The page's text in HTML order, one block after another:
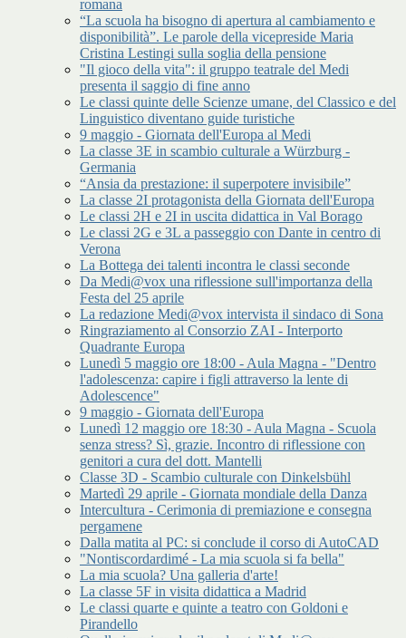
romana
“La scuola ha bisogno di apertura al cambiamento e
disponibilità”. Le parole della vicepreside Maria
Cristina Lestingi sulla soglia della pensione
"Il gioco della vita": il gruppo teatrale del Medi
presenta il saggio di fine anno
Le classi quinte delle Scienze umane, del Classico e del
Linguistico diventano guide turistiche
9 maggio - Giornata dell'Europa al Medi
La classe 3E in scambio culturale a Würzburg -
Germania
“Ansia da prestazione: il superpotere invisibile”
La classe 2I protagonista della Giornata dell'Europa
Le classi 2H e 2I in uscita didattica in Val Borago
Le classi 2G e 3L a passeggio con Dante in centro di
Verona
La Bottega dei talenti incontra le classi seconde
Da Medi@vox una riflessione sull'importanza della
Festa del 25 aprile
La redazione Medi@vox intervista il sindaco di Sona
Ringraziamento al Consorzio ZAI - Interporto
Quadrante Europa
Lunedì 5 maggio ore 18:00 - Aula Magna - "Dentro
l'adolescenza: capire i figli attraverso la lente di
Adolescence"
9 maggio - Giornata dell'Europa
Lunedì 12 maggio ore 18:30 - Aula Magna - Scuola
senza stress? Sì, grazie. Incontro di riflessione con
genitori a cura del dott. Mantelli
Classe 3D - Scambio culturale con Dinkelsbühl
Martedì 29 aprile - Giornata mondiale della Danza
Intercultura - Cerimonia di premiazione e consegna
pergamene
Dalla matita al PC: si conclude il corso di AutoCAD
"Nontiscordardimé - La mia scuola si fa bella"
La mia scuola? Una galleria d'arte!
La classe 5F in visita didattica a Madrid
Le classi quarte e quinte a teatro con Goldoni e
Pirandello